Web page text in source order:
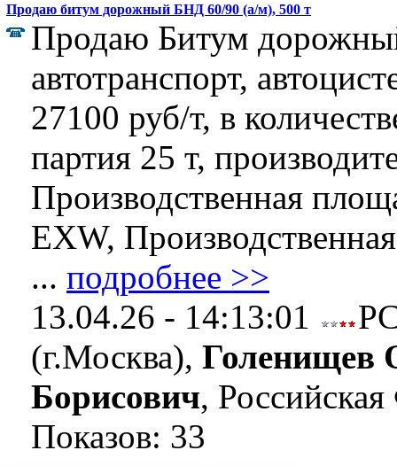
Продаю битум дорожный БНД 60/90 (а/м), 500 т
Продаю Битум
автотранспорт,
27100 руб/т, в
партия 25 т,
Производственная
EXW,
... подробнее >>
13.04.26 - 14:13:01
(г.Москва), Голенищев
Борисович,
Показов: 33